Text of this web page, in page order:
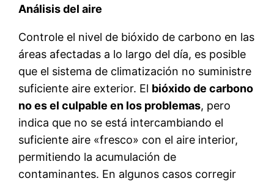
Análisis del aire
Controle el nivel de bióxido de carbono en las
áreas afectadas a lo largo del día, es posible
que el sistema de climatización no suministre
suficiente aire exterior. El bióxido de carbono
no es el culpable en los problemas, pero
indica que no se está intercambiando el
suficiente aire «fresco» con el aire interior,
permitiendo la acumulación de
contaminantes. En algunos casos corregir